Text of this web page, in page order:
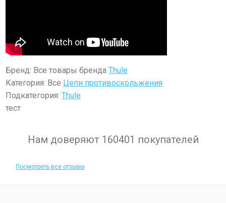
Бренд: Все товары брендаThule
Категория: Все Цепи противоскольжения
Подкатегория:Thule
тест
Нам доверяют 160401 покупателей
Посмотреть все отзывы